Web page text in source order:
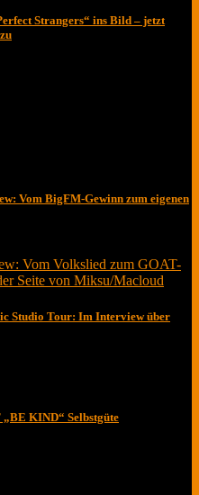
Strangers“ ins Bild – jetzt
Vom BigFM-Gewinn zum eigenen
Studio Tour: Im Interview über
KIND“ Selbstgüte